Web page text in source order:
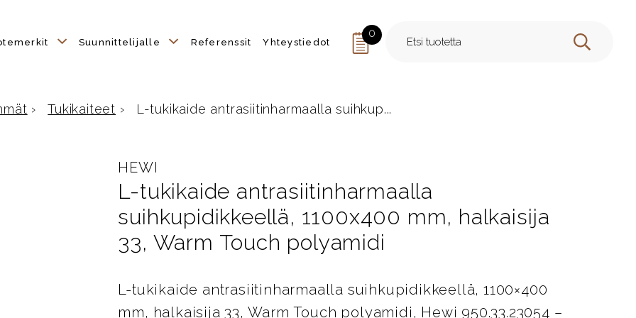
Suunnittelijalle Referenssit Yhteystiedot
0
HAE
› Tukikaiteet › L-tukikaide antrasiitinharmaalla suihkup...
HEWI
L-tukikaide antrasiitinharmaalla
suihkupidikkeellä, 1100x400 mm, halkaisija
33, Warm Touch polyamidi
L-tukikaide antrasiitinharmaalla suihkupidikkeellä, 1100×400
mm, halkaisija 33, Warm Touch polyamidi, Hewi 950.33.23054 –